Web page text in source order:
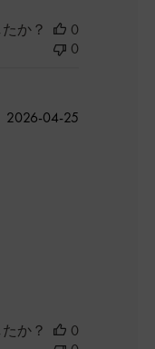
か？
0
0
公
2026-04-25
か？
0